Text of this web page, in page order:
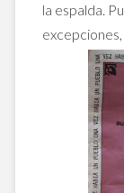
la espalda.
excepciones,